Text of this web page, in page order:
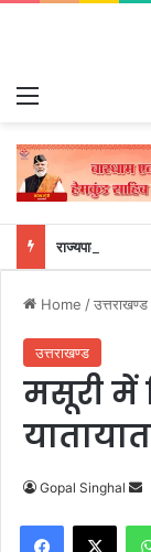
राज्यपाल से
Home /उत्तराखण्ड
उत्तराखण्ड
मसूरी में
Gopal Singhal
n